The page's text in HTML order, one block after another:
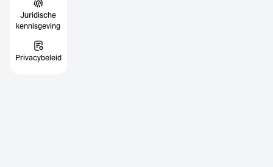
Juridische
kennisgeving
Privacybeleid